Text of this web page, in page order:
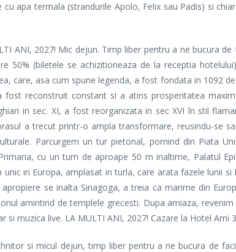
apa termala (strandurile Apolo, Felix sau Padis) si
ANI, 2027! Mic dejun. Timp liber pentru a ne bucura
50% (biletele se achizitioneaza de la receptia
care, asa cum spune legenda, a fost fondata in 1092
reconstruit constant si a atins prosperitatea
in sec. XI, a fost reorganizata in sec XVI în stil
a trecut printr-o ampla transformare, reusindu-se
Parcurgem un tur pietonal, pornind din Piata
cu un turn de aproape 50 m inaltime, Palatul
in Europa, amplasat in turla, care arata fazele lunii
se inalta Sinagoga, a treia ca marime din
amintind de templele grecesti. Dupa amiaza,
si muzica live. LA MULTI ANI, 2027! Cazare la Hotel Ami
si micul dejun, timp liber pentru a ne bucura de